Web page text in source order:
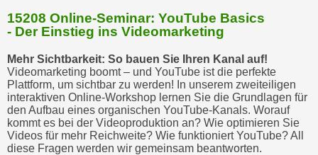
15208 Online-Seminar: YouTube Basics
- Der Einstieg ins Videomarketing
Mehr Sichtbarkeit: So bauen Sie Ihren Kanal auf!
Videomarketing boomt – und YouTube ist die perfekte
Plattform, um sichtbar zu werden! In unserem zweiteiligen
interaktiven Online-Workshop lernen Sie die Grundlagen für
den Aufbau eines organischen YouTube-Kanals. Worauf
kommt es bei der Videoproduktion an? Wie optimieren Sie
Videos für mehr Reichweite? Wie funktioniert YouTube? All
diese Fragen werden wir gemeinsam beantworten.